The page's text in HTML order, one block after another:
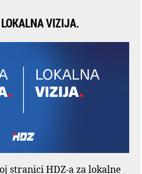
VIZIJA.
stranici HDZ-a za lokalne